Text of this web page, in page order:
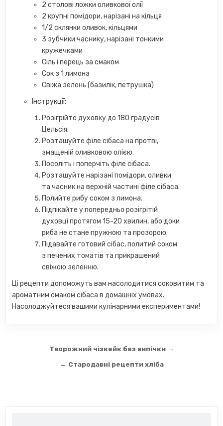
2 столові ложки оливкової олії
2 крупні помідори, нарізані на кільця
1/2 склянки оливок, кільцями
3 зубчики часнику, нарізані тонкими
кружечками
Сіль і перець за смаком
Сок з 1 лимона
Свіжа зелень (базилік, петрушка)
Інструкції:
Розігрійте духовку до 180 градусів
Цельсія.
Розташуйте філе сібаса на протві,
змащеній оливковою олією.
Посоліть і поперчіть філе сібаса.
Розташуйте нарізані помідори, оливки
та часник на верхній частині філе сібаса.
Полийте рибу соком з лимона.
Підпікайте у попередньо розігрітій
духовці протягом 15-20 хвилин, або доки
риба не стане пружною та прозорою.
Підавайте готовий сібас, политий соком
з печених томатів та прикрашений
свіжою зеленню.
Ці рецепти допоможуть вам насолодитися соковитим та
ароматним смаком сібаса в домашніх умовах.
Насолоджуйтеся вашими кулінарними експериментами!
НавігаціяТворожний чізкейк без випічки →
← Стародавні рецепти хліба